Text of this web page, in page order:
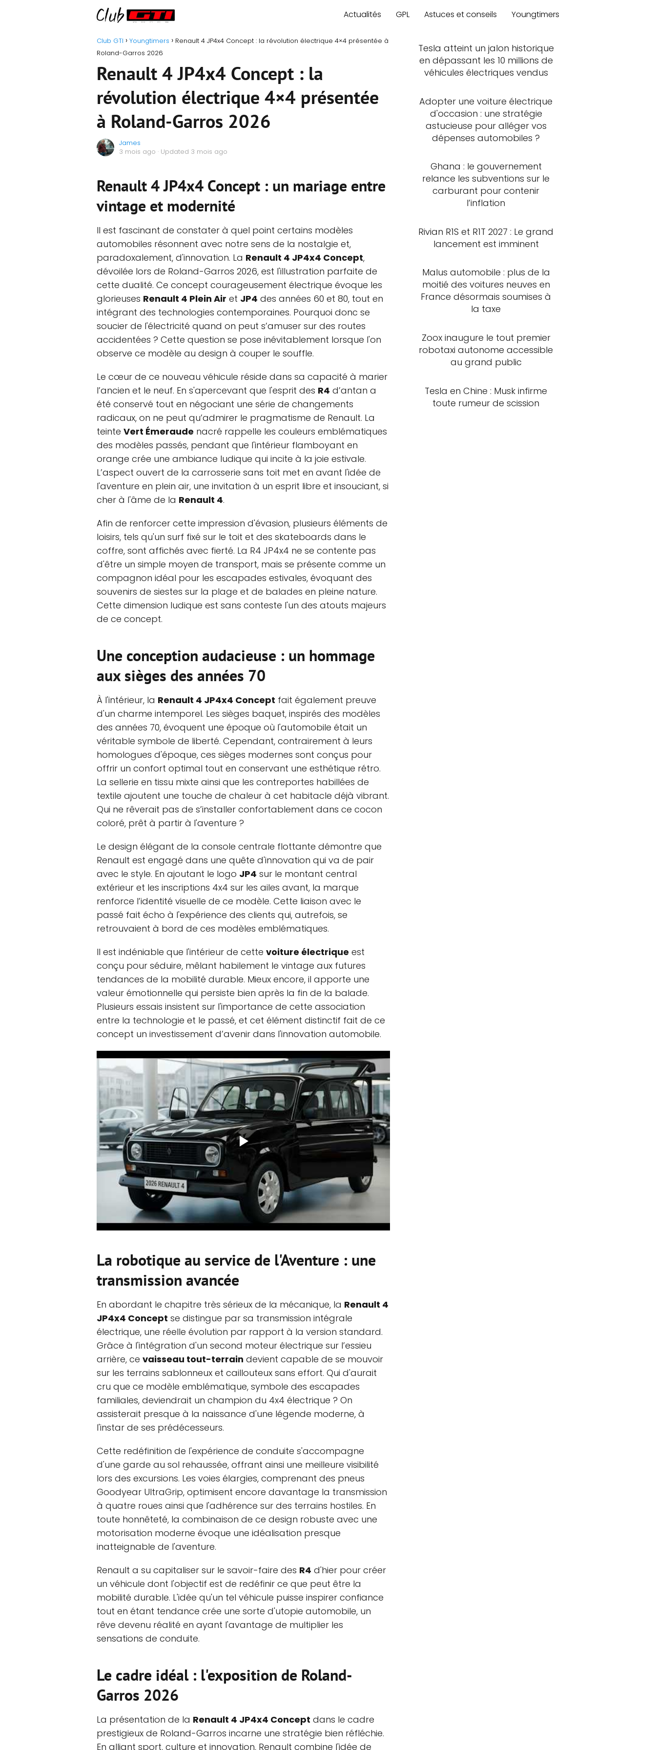
Actualités GPL Astuces et conseils Youngtimers
Club GTI Youngtimers
Renault 4 JP4x4 Concept : la révolution électrique 4×4 présentée à
Roland-Garros 2026
Renault 4 JP4x4 Concept : la
révolution électrique 4×4 présentée
à Roland-Garros 2026
James
3 mois ago · Updated 3 mois ago
Renault 4 JP4x4 Concept : un mariage entre
vintage et modernité
Il est fascinant de constater à quel point certains modèles
automobiles résonnent avec notre sens de la nostalgie et,
paradoxalement, d'innovation. La Renault 4 JP4x4 Concept,
dévoilée lors de Roland-Garros 2026, est l'illustration parfaite de
cette dualité. Ce concept courageusement électrique évoque les
glorieuses Renault 4 Plein Air et JP4 des années 60 et 80, tout en
intégrant des technologies contemporaines. Pourquoi donc se
soucier de l'électricité quand on peut s’amuser sur des routes
accidentées ? Cette question se pose inévitablement lorsque l'on
observe ce modèle au design à couper le souffle.
Le cœur de ce nouveau véhicule réside dans sa capacité à marier
l’ancien et le neuf. En s'apercevant que l'esprit des R4 d’antan a
été conservé tout en négociant une série de changements
radicaux, on ne peut qu’admirer le pragmatisme de Renault. La
teinte Vert Émeraude nacré rappelle les couleurs emblématiques
des modèles passés, pendant que l'intérieur flamboyant en
orange crée une ambiance ludique qui incite à la joie estivale.
L’aspect ouvert de la carrosserie sans toit met en avant l'idée de
l'aventure en plein air, une invitation à un esprit libre et insouciant, si
cher à l'âme de la Renault 4.
Afin de renforcer cette impression d'évasion, plusieurs éléments de
loisirs, tels qu'un surf fixé sur le toit et des skateboards dans le
coffre, sont affichés avec fierté. La R4 JP4x4 ne se contente pas
d'être un simple moyen de transport, mais se présente comme un
compagnon idéal pour les escapades estivales, évoquant des
souvenirs de siestes sur la plage et de balades en pleine nature.
Cette dimension ludique est sans conteste l'un des atouts majeurs
de ce concept.
Une conception audacieuse : un hommage
aux sièges des années 70
À l'intérieur, la Renault 4 JP4x4 Concept fait également preuve
d'un charme intemporel. Les sièges baquet, inspirés des modèles
des années 70, évoquent une époque où l'automobile était un
véritable symbole de liberté. Cependant, contrairement à leurs
homologues d'époque, ces sièges modernes sont conçus pour
offrir un confort optimal tout en conservant une esthétique rétro.
La sellerie en tissu mixte ainsi que les contreportes habillées de
textile ajoutent une touche de chaleur à cet habitacle déjà vibrant.
Qui ne rêverait pas de s’installer confortablement dans ce cocon
coloré, prêt à partir à l'aventure ?
Le design élégant de la console centrale flottante démontre que
Renault est engagé dans une quête d'innovation qui va de pair
avec le style. En ajoutant le logo JP4 sur le montant central
extérieur et les inscriptions 4x4 sur les ailes avant, la marque
renforce l’identité visuelle de ce modèle. Cette liaison avec le
passé fait écho à l'expérience des clients qui, autrefois, se
retrouvaient à bord de ces modèles emblématiques.
Il est indéniable que l'intérieur de cette voiture électrique est
conçu pour séduire, mêlant habilement le vintage aux futures
tendances de la mobilité durable. Mieux encore, il apporte une
valeur émotionnelle qui persiste bien après la fin de la balade.
Plusieurs essais insistent sur l'importance de cette association
entre la technologie et le passé, et cet élément distinctif fait de ce
concept un investissement d’avenir dans l'innovation automobile.
La robotique au service de l'Aventure : une
transmission avancée
En abordant le chapitre très sérieux de la mécanique, la Renault 4
JP4x4 Concept se distingue par sa transmission intégrale
électrique, une réelle évolution par rapport à la version standard.
Grâce à l'intégration d'un second moteur électrique sur l’essieu
arrière, ce vaisseau tout-terrain devient capable de se mouvoir
sur les terrains sablonneux et caillouteux sans effort. Qui d'aurait
cru que ce modèle emblématique, symbole des escapades
familiales, deviendrait un champion du 4x4 électrique ? On
assisterait presque à la naissance d'une légende moderne, à
l'instar de ses prédécesseurs.
Cette redéfinition de l'expérience de conduite s'accompagne
d'une garde au sol rehaussée, offrant ainsi une meilleure visibilité
lors des excursions. Les voies élargies, comprenant des pneus
Goodyear UltraGrip, optimisent encore davantage la transmission
à quatre roues ainsi que l'adhérence sur des terrains hostiles. En
toute honnêteté, la combinaison de ce design robuste avec une
motorisation moderne évoque une idéalisation presque
inatteignable de l'aventure.
Renault a su capitaliser sur le savoir-faire des R4 d'hier pour créer
un véhicule dont l'objectif est de redéfinir ce que peut être la
mobilité durable. L'idée qu'un tel véhicule puisse inspirer confiance
tout en étant tendance crée une sorte d'utopie automobile, un
rêve devenu réalité en ayant l'avantage de multiplier les
sensations de conduite.
Le cadre idéal : l'exposition de Roland-
Garros 2026
La présentation de la Renault 4 JP4x4 Concept dans le cadre
prestigieux de Roland-Garros incarne une stratégie bien réfléchie.
En alliant sport, culture et innovation, Renault combine l'idée de
Tesla atteint un jalon historique
en dépassant les 10 millions de
véhicules électriques vendus
Adopter une voiture électrique
d'occasion : une stratégie
astucieuse pour alléger vos
dépenses automobiles ?
Ghana : le gouvernement
relance les subventions sur le
carburant pour contenir
l’inflation
Rivian R1S et R1T 2027 : Le grand
lancement est imminent
Malus automobile : plus de la
moitié des voitures neuves en
France désormais soumises à
la taxe
Zoox inaugure le tout premier
robotaxi autonome accessible
au grand public
Tesla en Chine : Musk infirme
toute rumeur de scission